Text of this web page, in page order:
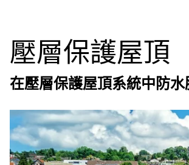
壓層保護屋頂
在壓層保護屋頂系統中防